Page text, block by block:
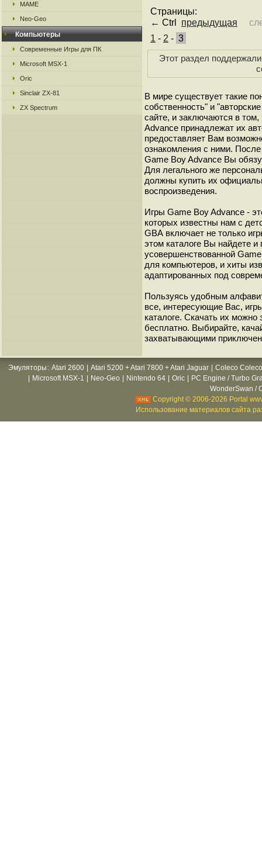
MAME
Neo-Geo
Компьютеры
Современные Игры для ПК
Microsoft MSX-1
Oric
Sinclair ZX-81
ZX Spectrum
Страницы:
← Ctrl предыдущая
1 - 2 - 3
Этот раздел
В мире существует такие
собственность" и
сайте, и заключаются в
Advance принадлежат их
предоставляет Вам
ознакомления с ними.
Game Boy Advance Вы
Для легального же
должны купить их
воспроизведения.
Игры Game Boy Advance -
которых известны нам с
GВА включает не только
этом каталоге Вы найдете
усовершенствованной
для компьютеров, и хиты
адаптированных под
Пользуясь удобным
все, интересующие Вас,
каталоге. Скачать их
бесплатно. Выбирайте,
захватывающими
Эмуляторы : Atari 2600 Atari 5200 + Atari 7800 + Atari Jaguar
Coleco
Microsoft MSX-1 Neo-Geo Nintendo 64 Oric
PC Engine / Turbo
WonderSwan /
Copyright © 2006-2026 Portal
Использование материалов сайта